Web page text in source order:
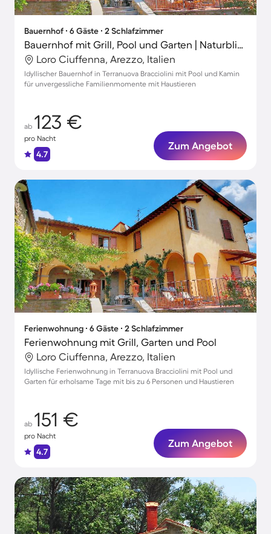
Bauernhof ∙ 6 Gäste ∙ 2 Schlafzimmer
Bauernhof mit Grill, Pool und Garten | Naturblick
Loro Ciuffenna, Arezzo, Italien
Idyllischer Bauernhof in Terranuova Bracciolini mit Pool und Kamin
für unvergessliche Familienmomente mit Haustieren
ab 123 €
pro Nacht
4.7
Zum Angebot
Ferienwohnung ∙ 6 Gäste ∙ 2 Schlafzimmer
Ferienwohnung mit Grill, Garten und Pool
Loro Ciuffenna, Arezzo, Italien
Idyllische Ferienwohnung in Terranuova Bracciolini mit Pool und
Garten für erholsame Tage mit bis zu 6 Personen und Haustieren
ab 151 €
pro Nacht
4.7
Zum Angebot